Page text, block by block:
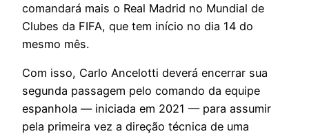
comandará mais o Real Madrid no Mundial de
Clubes da FIFA, que tem início no dia 14 do
mesmo mês.
Com isso, Carlo Ancelotti deverá encerrar sua
segunda passagem pelo comando da equipe
espanhola — iniciada em 2021 — para assumir
pela primeira vez a direção técnica de uma